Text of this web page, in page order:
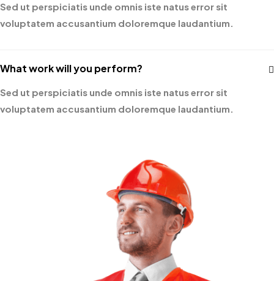
Sed ut perspiciatis unde omnis iste natus error sit
voluptatem accusantium doloremque laudantium.
What work will you perform?
Sed ut perspiciatis unde omnis iste natus error sit
voluptatem accusantium doloremque laudantium.